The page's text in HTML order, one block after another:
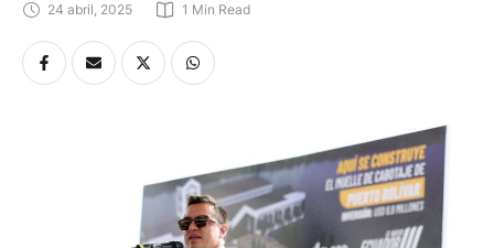
24 abril, 2025 1 Min Read